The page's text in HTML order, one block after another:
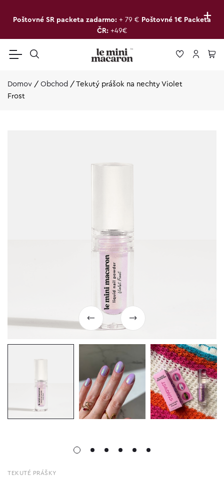
+
Poštovné SR packeta zadarmo: + 79 € Poštovné 1€ Packeta
ČR: +49€
Domov / Obchod / Tekutý prášok na nechty Violet
Frost
TEKUTÉ PRÁŠKY